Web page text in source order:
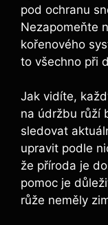
pod ochranu
Nezapomeňte
kořenového
to všechno při
Jak vidíte,
na údržbu růží
sledovat
upravit podle
že příroda je
pomoc je
růže neměly